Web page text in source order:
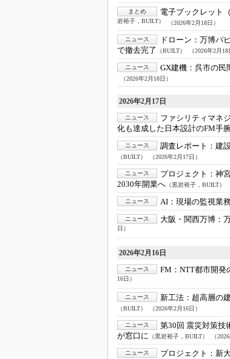
まとめ 電子ブックレット
岩裕子，BUILT） （2026年2月18日）
ニュース ドローン： 万博パ
で撤去完了
（BUILT） （2026年2月18
ニュース GX建機： 呉市の民
（2026年2月18日）
2026年2月17日
ニュース ファシリティマネ
化も達成した日本設計のFM手
ニュース 調査レポート： 建
（BUILT） （2026年2月17日）
ニュース プロジェクト： 神
2030年開業へ （黒岩裕子，BUILT）
ニュース AI： 現場の監視業
ニュース 大阪・関西万博：
日）
2026年2月16日
ニュース FM： NTT都市開発
16日）
ニュース 新工法： 超高層の
（BUILT） （2026年2月16日）
ニュース 第30回 震災対策技
が窓口に （黒岩裕子，BUILT） （
ニュース プロジェクト： 新